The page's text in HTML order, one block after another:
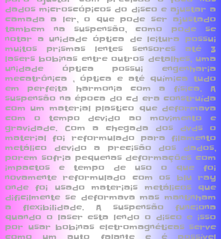
dados microscópicos do disco e ajustar a
camada a ler, o que pode ser ajustado
tambem na suspensão, como pode se
notar a unidade óptica de leitura possui
muitos prismas lentes sensores até 3
lasers bobinas entre outros detalhes, uma
unidade óptica possui engenharia
mecatrônica , óptica e até química tudo
em perfeita harmonia com a física. A
suspensão na época do cd era construída
com um material plastico que deformava
com o tempo devido ao movimento e
gravidade. Com a chegada dos dvds o
material foi reformulado para filamento
metálico devido a precisão dos dados,
porem sofria pequenas deformações com
impactos e tempo de uso o que foi
novamente reformulado com os blu ray
onde foi usado materiais metálicos que
dificilmente se deformava mas mantinham
a flexibilidade. A suspensão funciona
quando o laser esta lendo o disco e isso
por usar bobinas eletromagnéticas serve